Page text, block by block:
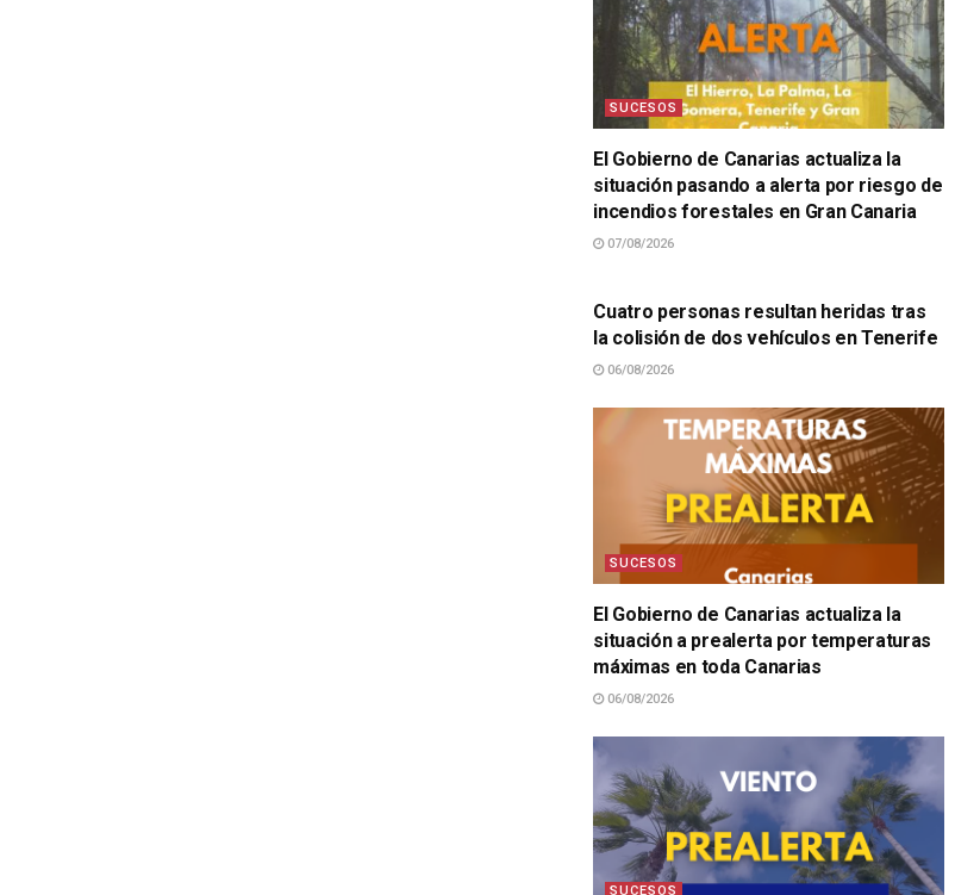
SUCESOS
El Gobierno de Canarias actualiza la
situación pasando a alerta por riesgo de
incendios forestales en Gran Canaria
07/08/2026
Cuatro personas resultan heridas tras
la colisión de dos vehículos en Tenerife
06/08/2026
SUCESOS
El Gobierno de Canarias actualiza la
situación a prealerta por temperaturas
máximas en toda Canarias
06/08/2026
SUCESOS